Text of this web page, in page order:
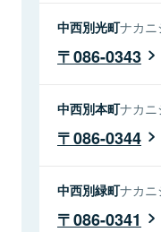
中西別光町ナカニ
086-0343
中西別本町ナカニ
086-0344
中西別緑町ナカニ
086-0341